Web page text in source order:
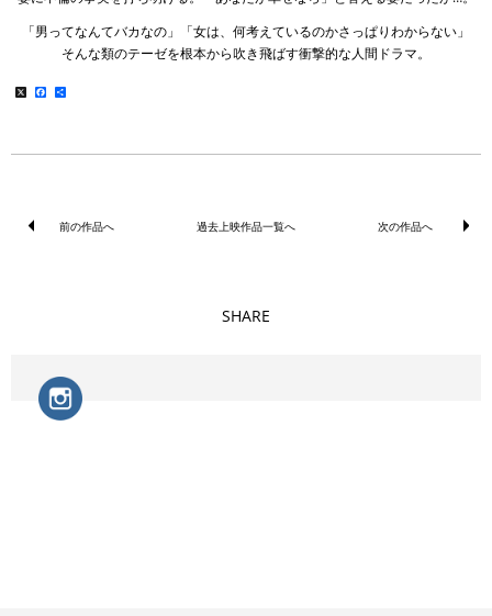
「男ってなんてバカなの」「女は、何考えているのかさっぱりわからない」
そんな類のテーゼを根本から吹き飛ばす衝撃的な人間ドラマ。
X Facebook
前の作品へ 過去上映作品一覧へ 次の作品へ
SHARE